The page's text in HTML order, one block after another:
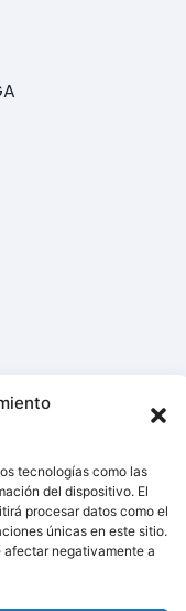
tecnologías como las
del dispositivo. El
procesar datos como el
únicas en este sitio.
afectar negativamente a